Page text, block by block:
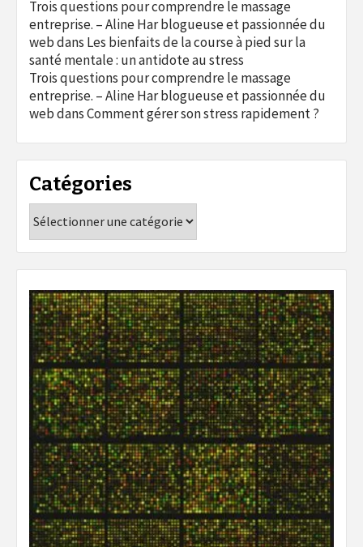
Trois questions pour comprendre le massage
entreprise. – Aline Har blogueuse et passionnée du
webdans Les bienfaits de la course à pied sur la
santé mentale : un antidote au stress
Trois questions pour comprendre le massage
entreprise. – Aline Har blogueuse et passionnée du
webdansComment gérer son stress rapidement ?
Catégories